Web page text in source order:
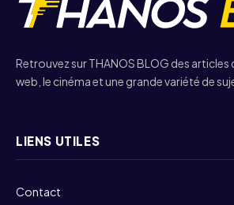
Retrouvez sur THANOS BLOG des articles
web, le cinéma et une grande variété de
LIENS UTILES
Contact